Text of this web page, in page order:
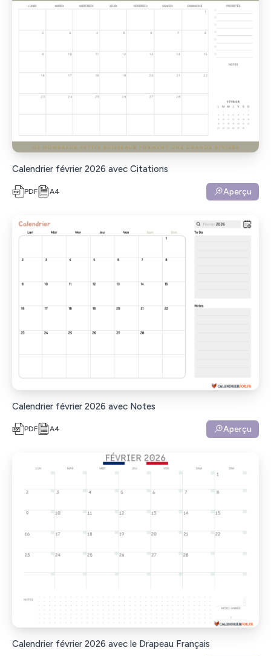
Calendrier février 2026 avec Citations
PDF A4 Aperçu
Calendrier février 2026 avec Notes
PDF A4 Aperçu
Calendrier février 2026 avec le Drapeau Français